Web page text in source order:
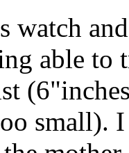
watch
able to
small).